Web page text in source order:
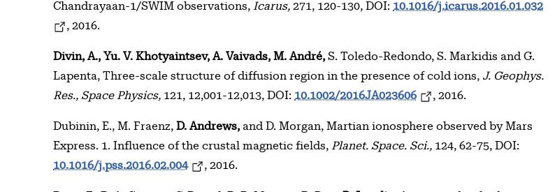
Chandrayaan-1/SWIM observations, Icarus, 271, 120-130, DOI: 10.1016/j.icarus.2016.01.032
, 2016.
Divin, A., Yu. V. Khotyaintsev, A. Vaivads, M. André, S. Toledo-Redondo, S. Markidis and G.
Lapenta, Three-scale structure of diffusion region in the presence of cold ions, J. Geophys.
Res., Space Physics, 121, 12,001-12,013, DOI: 10.1002/2016JA023606 , 2016.
Dubinin, E., M. Fraenz, D. Andrews, and D. Morgan, Martian ionosphere observed by Mars
Express. 1. Influence of the crustal magnetic fields, Planet. Space. Sci., 124, 62-75, DOI:
10.1016/j.pss.2016.02.004
, 2016.